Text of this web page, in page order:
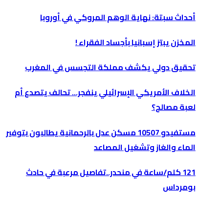
أحداث سبتة: نهاية الوهم المروكي في أوروبا
المخزن يبتز إسبانيا بأجساد الفقراء !
تحقيق دولي يكشف مملكة التجسس في المغرب
الخلاف الأمريكي الإسرائيلي ينفجر… تحالف يتصدع أم
لعبة مصالح؟
مستفيدو 10507 مسكن عدل بالرحمانية يطالبون بتوفير
الماء والغاز وتشغيل المصاعد
121 كلم/ساعة في منحدر..تفاصيل مرعبة في حادث
بومرداس